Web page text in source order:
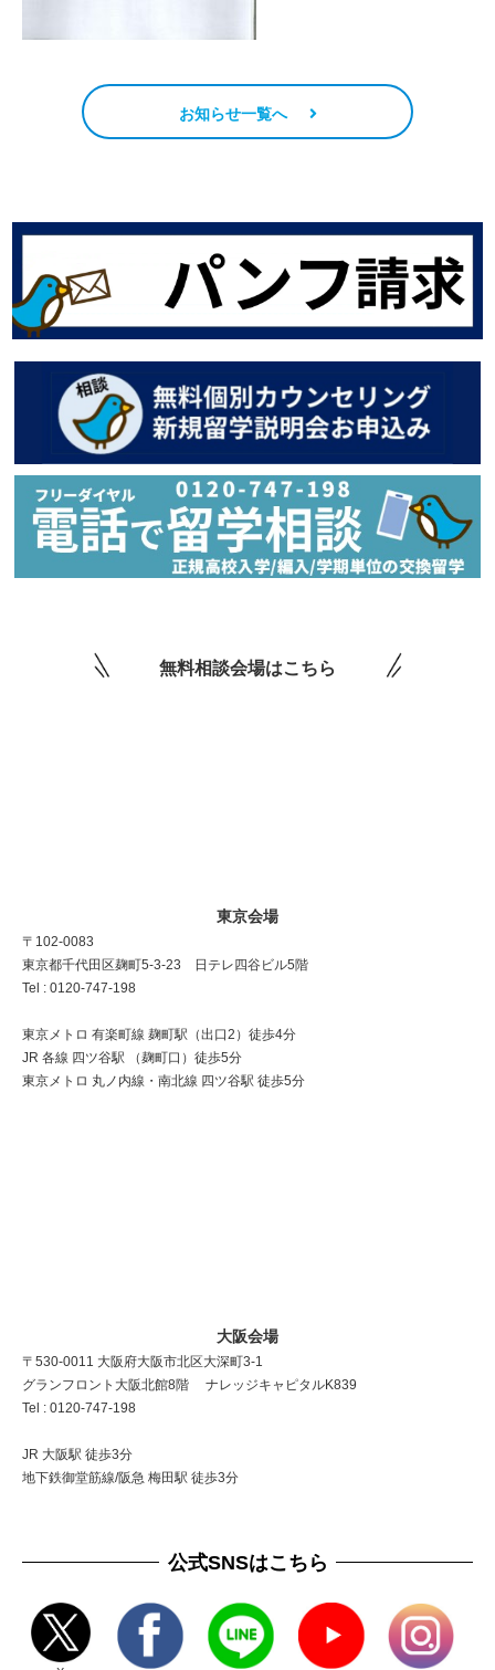
お知らせ一覧へ
無料相談会場はこちら
東京会場
〒102-0083
東京都千代田区麹町5-3-23 日テレ四谷ビル5階
Tel : 0120-747-198
東京メトロ 有楽町線 麹町駅（出口2）徒歩4分
JR 各線 四ツ谷駅 （麹町口）徒歩5分
東京メトロ 丸ノ内線・南北線 四ツ谷駅 徒歩5分
大阪会場
〒530-0011 大阪府大阪市北区大深町3-1
グランフロント大阪北館8階 ナレッジキャピタルK839
Tel : 0120-747-198
JR 大阪駅 徒歩3分
地下鉄御堂筋線/阪急 梅田駅 徒歩3分
公式SNSはこちら